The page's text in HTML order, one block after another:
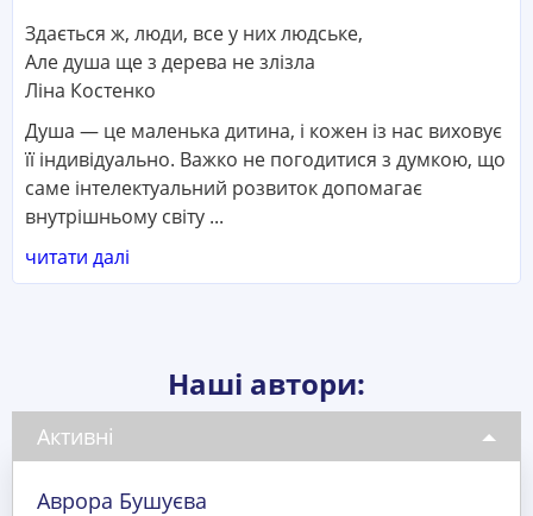
Здається ж, люди, все у них людське,
Але душа ще з дерева не злізла
Ліна Костенко
Душа — це маленька дитина, і кожен із нас виховує
її індивідуально. Важко не погодитися з думкою, що
саме інтелектуальний розвиток допомагає
внутрішньому світу ...
читати далі
Наші автори:
Активні
Аврора Бушуєва